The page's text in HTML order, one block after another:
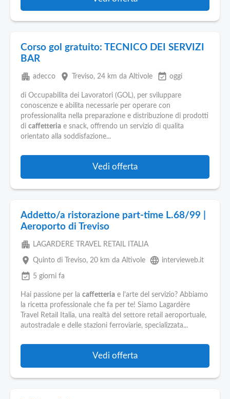
Area
Aziende
Corso gol gratuito: TECNICO DEI SERVIZI
BAR
apartment adecco place Treviso, 24 km da Altivole event_available oggi
di Occupabilita dei Lavoratori (GOL), per sviluppare
conoscenze e abilita necessarie per operare con
professionalita nella preparazione e distribuzione di prodotti
di caffetteria e snack, offrendo un servizio di qualita
orientato alla soddisfazione...
Vedi offerta
Addetto/a ristorazione part-time L.68/99 |
Aeroporto di Treviso
apartment LAGARDERE TRAVEL RETAIL ITALIA
place Quinto di Treviso, 20 km da Altivole language intervieweb.it
event_available 5 giorni fa
Hai passione per la caffetteria e l’arte del servizio? Abbiamo
la ricetta professionale che fa per te! Siamo Lagardère
Travel Retail Italia, una realtà del settore retail aeroportuale,
autostradale e delle stazioni ferroviarie, specializzata...
Vedi offerta